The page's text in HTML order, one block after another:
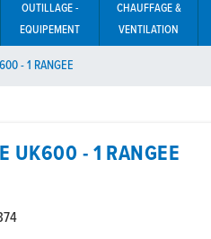
OUTILLAGE -
EQUIPEMENT
CHAUFFAGE &
VENTILATION
- 1 RANGEE
UK600 - 1 RANGEE